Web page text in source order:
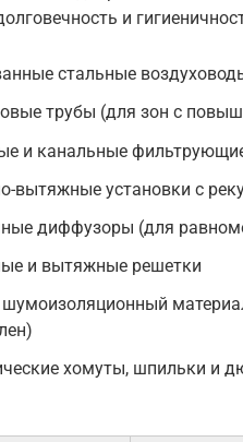
и
стальные
трубы (для зон с
и канальные
вытяжные установки с
диффузоры (для
и вытяжные решетки
шумоизоляционный
хомуты, шпильки и